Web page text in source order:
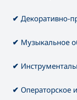
✔ Декоративно-
✔ Музыкальное
✔
✔ Операторское